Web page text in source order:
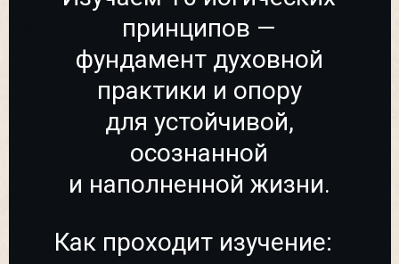
Для чего вместе?